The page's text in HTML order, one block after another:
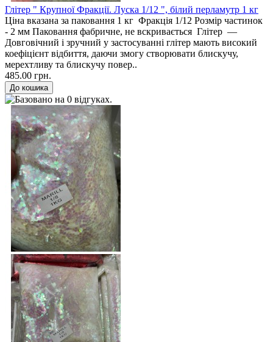
Глітер " Крупної Фракції. Луска 1/12 ", білий перламутр 1 кг
Ціна вказана за паковання 1 кг Фракція 1/12 Розмір частинок
- 2 мм Паковання фабричне, не вскривається Глітер —
Довговічний і зручний у застосуванні глітер мають високий
коефіцієнт відбиття, даючи змогу створювати блискучу,
мерехтливу та блискучу повер..
485.00 грн.